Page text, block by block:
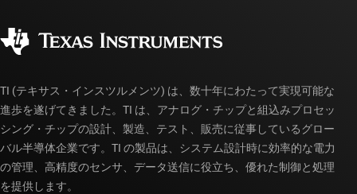
myTI アカウントの FAQ
TI (テキサス・インスツルメンツ) は、数十年にわたって実現可能な
進歩を遂げてきました。TI は、アナログ・チップと組込みプロセッ
シング・チップの設計、製造、テスト、販売に従事しているグロー
バル半導体企業です。TI の製品は、システム設計時に効率的な電力
の管理、高精度のセンサ、データ送信に役立ち、優れた制御と処理
を提供します。